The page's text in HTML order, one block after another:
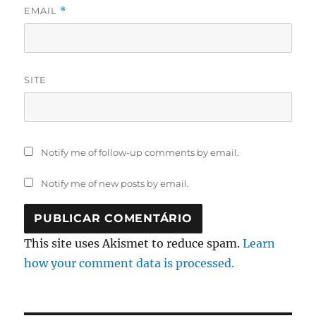
EMAIL *
SITE
Notify me of follow-up comments by email.
Notify me of new posts by email.
This site uses Akismet to reduce spam.Learn
how your comment data is processed.